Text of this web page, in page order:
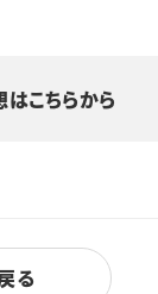
はこちらから
る